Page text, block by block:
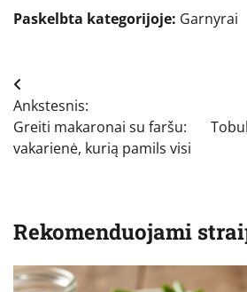
Paskelbta kategorijoje: Garnyrai
Navigacija
tarp
įrašų
Ankstesnis:
Greiti makaronai su faršu:
vakarienė, kurią pamils visi
Rekomenduojami